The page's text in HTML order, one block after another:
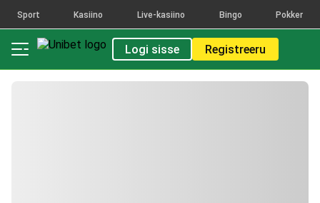
Sport Kasiino Live-kasiino Bingo Pokker
Logi sisse Registreeru